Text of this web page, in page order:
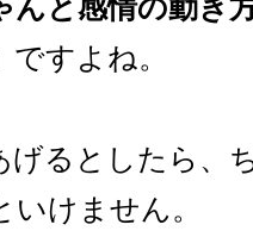
んと感情の動き
ですよね。
げるとしたら、
けません。